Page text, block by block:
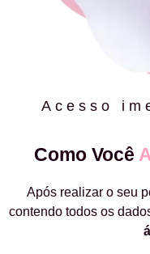
Acesso
Como Você
Após realizar o seu
contendo todos os